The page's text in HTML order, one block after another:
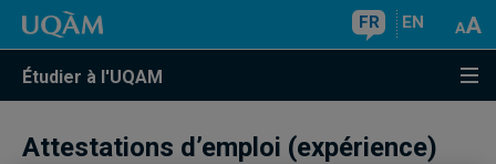
FR EN
Étudier à l'UQAM
Attestations d’emploi (expérience)